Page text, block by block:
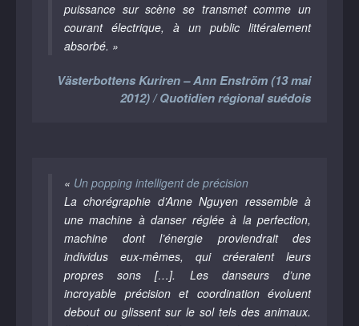
puissance sur scène se transmet comme un
courant électrique, à un public littéralement
absorbé. »
Västerbottens Kuriren – Ann Enström (13 mai
2012) / Quotidien régional suédois
« Un popping intelligent de précision
La chorégraphie d’Anne Nguyen ressemble à
une machine à danser réglée à la perfection,
machine dont l’énergie proviendrait des
individus eux-mêmes, qui créeraient leurs
propres sons […]. Les danseurs d’une
incroyable précision et coordination évoluent
debout ou glissent sur le sol tels des animaux.